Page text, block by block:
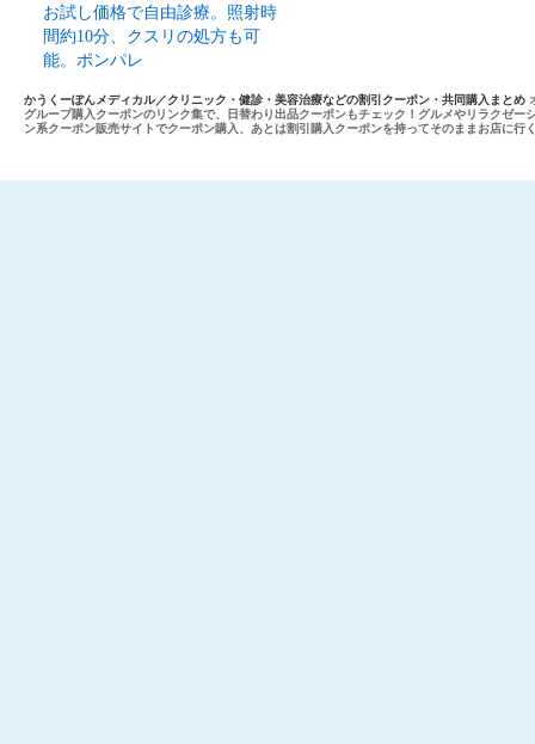
お試し価格で自由診療。照射時
間約10分、クスリの処方も可
能。ポンパレ
かうくーぽんメディカル／クリニック・健診・美容治療などの割引クーポン・共同購入まとめ
グループ購入クーポンのリンク集で、日替わり出品クーポンもチェック！グルメやリラクゼ
ン系クーポン販売サイトでクーポン購入、あとは割引購入クーポンを持ってそのままお店に行